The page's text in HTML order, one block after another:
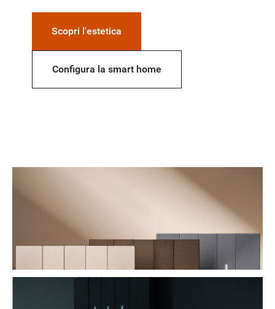
Scopri l'estetica
Configura la smart home